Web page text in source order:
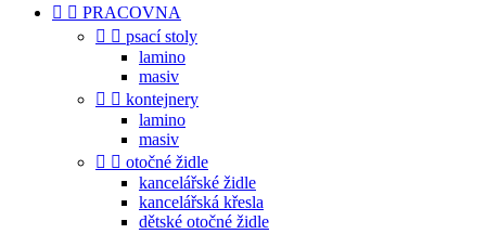
  PRACOVNA
  psací stoly
lamino
masiv
  kontejnery
lamino
masiv
  otočné židle
kancelářské židle
kancelářská křesla
dětské otočné židle